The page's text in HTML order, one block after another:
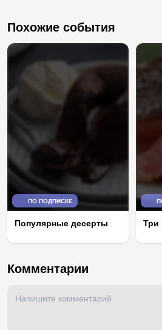
Похожие события
ПО ПОДПИСКЕ
Популярные десерты Три
Комментарии